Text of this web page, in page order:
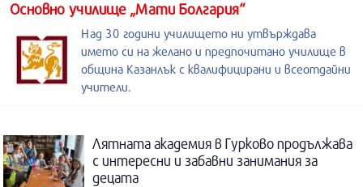
Основно училище „Мати Болгария“
Над 30 години училището ни утвърждава
името си на желано и предпочитано училище в
община Казанлък с квалифицирани и всеотдайни
учители.
Лятната академия в Гурково продължава
с интересни и забавни занимания за
децата